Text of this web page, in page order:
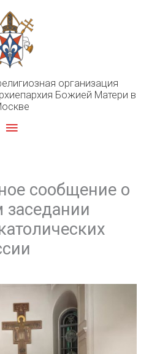
организация
Божией Матери в
Главное
сообщение о
заседании